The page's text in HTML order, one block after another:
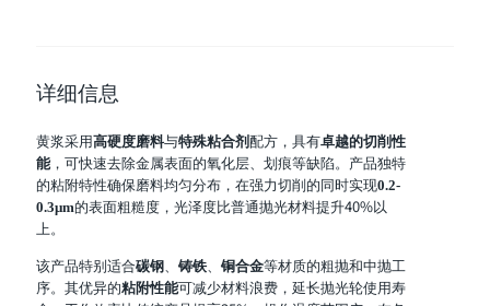
详细信息
黄浆采用高硬度磨料与特殊粘合剂配方，具有卓越的切削性
能，可快速去除金属表面的氧化层、划痕等缺陷。产品独特
的粘附特性确保磨料均匀分布，在强力切削的同时实现0.2-
0.3μm的表面粗糙度，光泽度比普通抛光材料提升40%以
上。
该产品特别适合碳钢、 铸铁、 铜合金等材质的粗抛和中抛工
序。其优异的粘附性能可减少材料浪费，延长抛光轮使用寿